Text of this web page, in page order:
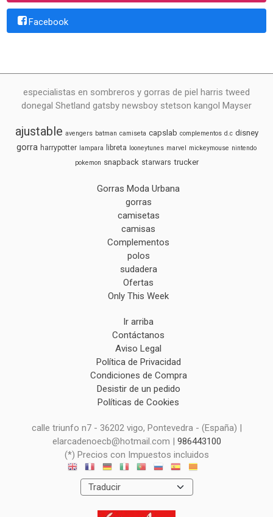
Facebook
especialistas en sombreros y gorras de piel harris tweed
donegal Shetland gatsby newsboy stetson kangol Mayser
ajustable avengers batman camiseta capslab complementos d.c disney
gorra harrypotter lampara libreta looneytunes marvel mickeymouse nintendo
pokemon snapback starwars trucker
Gorras Moda Urbana
gorras
camisetas
camisas
Complementos
polos
sudadera
Ofertas
Only This Week
Ir arriba
Contáctanos
Aviso Legal
Política de Privacidad
Condiciones de Compra
Desistir de un pedido
Políticas de Cookies
calle triunfo n7 - 36202 vigo, Pontevedra - (España) |
elarcadenoecb@hotmail.com | 986443100
(*) Precios con Impuestos incluidos